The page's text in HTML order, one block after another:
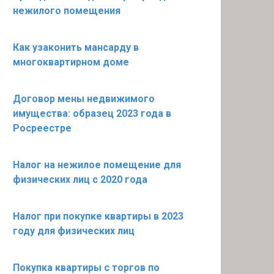
нежилого помещения
Как узаконить мансарду в
многоквартирном доме
Договор мены недвижимого
имущества: образец 2023 года в
Росреестре
Налог на нежилое помещение для
физических лиц с 2020 года
Налог при покупке квартиры в 2023
году для физических лиц
Покупка квартиры с торгов по